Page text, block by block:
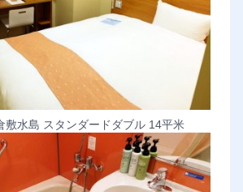
敷水島 スタンダードダブル 14平米